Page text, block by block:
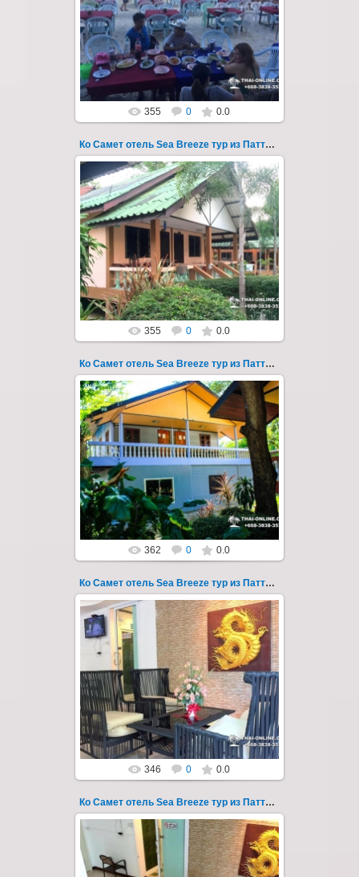
Экскурсия на остров Самет из Паттайи, с
ночевкой в отеле "Sea Breeze" на пляже Ао
Пхай - фотография 111
Запове...
Thai-Online
355 0 0.0
Ко Самет отель Sea Breeze тур из Паттайи фото 112
01.08.2022
Экскурсия на остров Самет из Паттайи, с
ночевкой в отеле "Sea Breeze" на пляже Ао
Пхай - фотография 112
Запове...
Thai-Online
355 0 0.0
Ко Самет отель Sea Breeze тур из Паттайи фото 113
01.08.2022
Экскурсия на остров Самет из Паттайи, с
ночевкой в отеле "Sea Breeze" на пляже Ао
Пхай - фотография 113
Запове...
Thai-Online
362 0 0.0
Ко Самет отель Sea Breeze тур из Паттайи фото 114
01.08.2022
Экскурсия на остров Самет из Паттайи, с
ночевкой в отеле "Sea Breeze" на пляже Ао
Пхай - фотография 114
Запове...
Thai-Online
346 0 0.0
Ко Самет отель Sea Breeze тур из Паттайи фото 115
01.08.2022